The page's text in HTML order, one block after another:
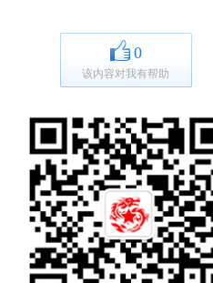
0
该内容对我有帮助